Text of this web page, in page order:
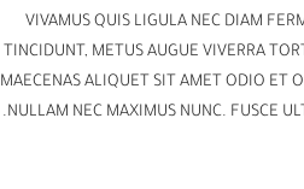
VIVAMUS QUIS LIGULA NEC DIAM
TINCIDUNT, METUS AUGUE VIVERRA
MAECENAS ALIQUET SIT AMET ODIO ET
NULLAM NEC MAXIMUS NUNC. FUSCE